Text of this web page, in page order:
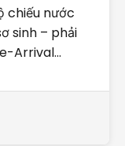
chiếu nước
sinh – phải
Arrival…